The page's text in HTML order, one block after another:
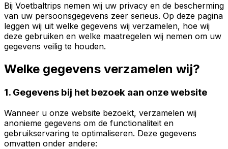
Bij Voetbaltrips nemen wij uw privacy en de bescherming
van uw persoonsgegevens zeer serieus. Op deze pagina
leggen wij uit welke gegevens wij verzamelen, hoe wij
deze gebruiken en welke maatregelen wij nemen om uw
gegevens veilig te houden.
Welke gegevens verzamelen wij?
1. Gegevens bij het bezoek aan onze website
Wanneer u onze website bezoekt, verzamelen wij
anonieme gegevens om de functionaliteit en
gebruikservaring te optimaliseren. Deze gegevens
omvatten onder andere: